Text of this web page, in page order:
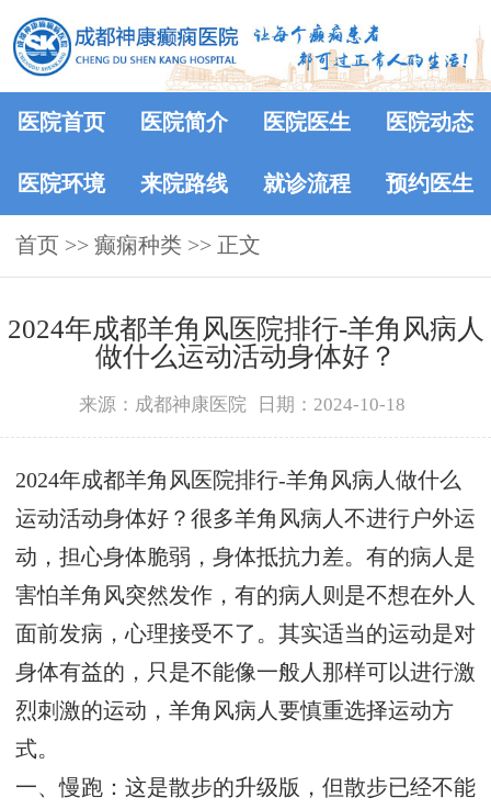
医院首页 医院简介 医院医生 医院动态
医院环境 来院路线 就诊流程 预约医生
首页 >> 癫痫种类 >> 正文
2024年成都羊角风医院排行-羊角风病人
做什么运动活动身体好？
来源：成都神康医院 日期：2024-10-18
2024年成都羊角风医院排行-羊角风病人做什么
运动活动身体好？很多羊角风病人不进行户外运
动，担心身体脆弱，身体抵抗力差。有的病人是
害怕羊角风突然发作，有的病人则是不想在外人
面前发病，心理接受不了。其实适当的运动是对
身体有益的，只是不能像一般人那样可以进行激
烈刺激的运动，羊角风病人要慎重选择运动方
式。
一、慢跑：这是散步的升级版，但散步已经不能